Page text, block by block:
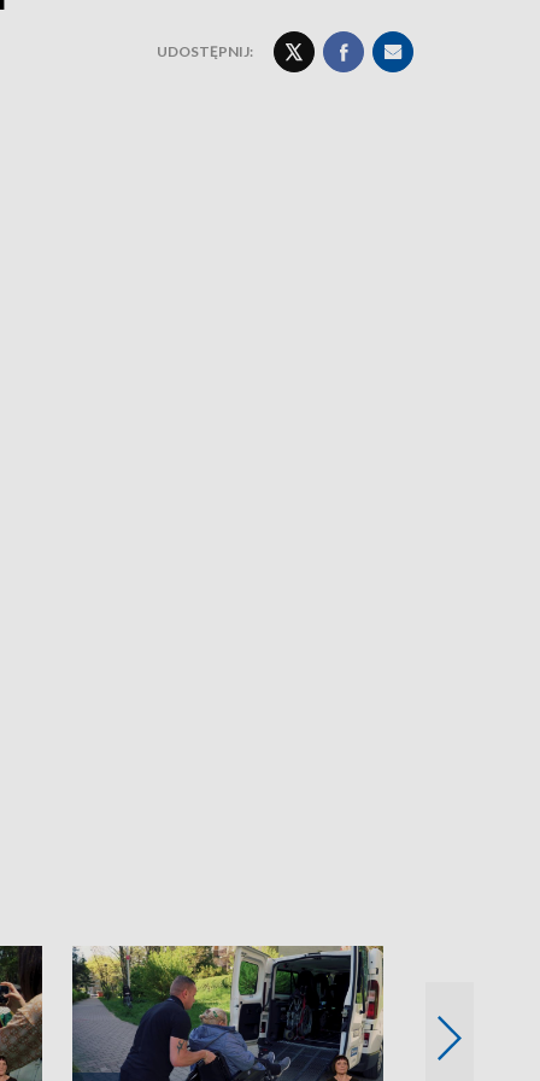
UDOSTĘPNIJ: